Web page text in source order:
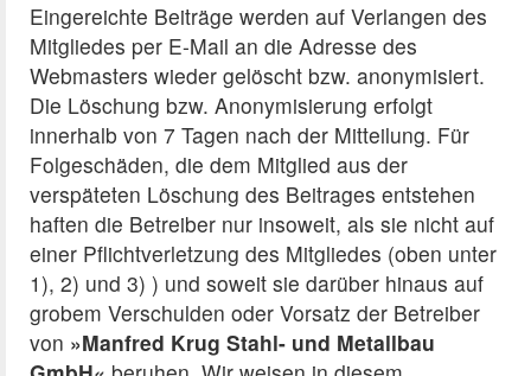
Eingereichte Beiträge werden auf Verlangen des
Mitgliedes per E-Mail an die Adresse des
Webmasters wieder gelöscht bzw. anonymisiert.
Die Löschung bzw. Anonymisierung erfolgt
innerhalb von 7 Tagen nach der Mitteilung. Für
Folgeschäden, die dem Mitglied aus der
verspäteten Löschung des Beitrages entstehen
haften die Betreiber nur insoweit, als sie nicht auf
einer Pflichtverletzung des Mitgliedes (oben unter
1), 2) und 3) ) und soweit sie darüber hinaus auf
grobem Verschulden oder Vorsatz der Betreiber
von »Manfred Krug Stahl- und Metallbau